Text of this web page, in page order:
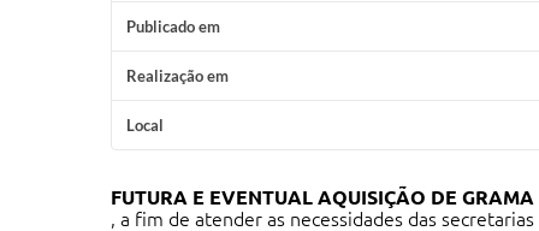
Publicado em
Realização em
Local
FUTURA E EVENTUAL AQUISIÇÃO DE
, a fim de atender as necessidades das